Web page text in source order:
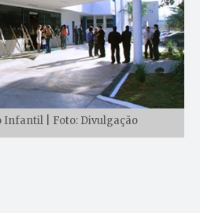
| Foto: Divulgação